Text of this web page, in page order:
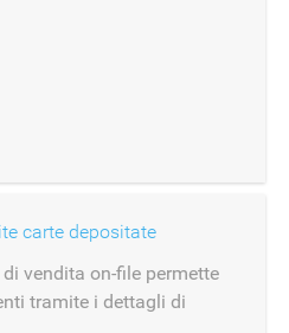
carte depositate
vendita on-file permette
tramite i dettagli di